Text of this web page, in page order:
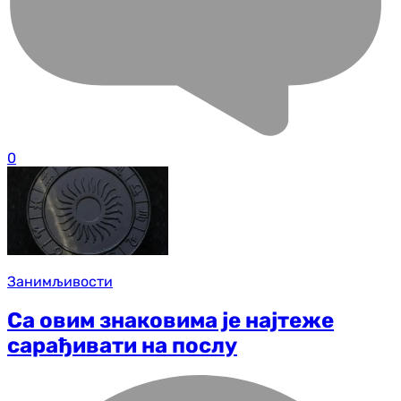
0
Занимљивости
Са овим знаковима је најтеже
сарађивати на послу